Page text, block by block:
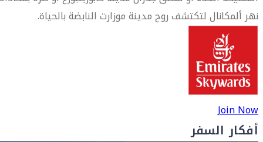
نهر ألمكانال لتكتشف روح مدينة موزارت النابضة بالحياة.
Join Now
أفكار السفر